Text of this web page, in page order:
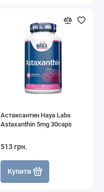
Астаксантин Haya Labs
Astaxanthin 5mg 30caps
513 грн.
Купити